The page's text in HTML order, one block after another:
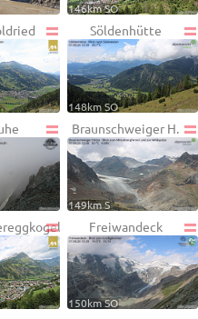
146km SO
Söldenhütte
148km SO
Braunschweiger H.
149km S
Freiwandeck
150km SO